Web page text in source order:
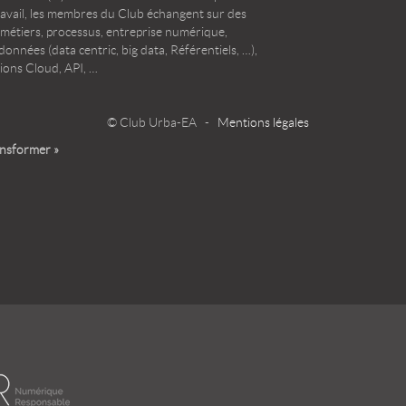
les membres du Club échangent sur des
processus, entreprise numérique,
(data centric, big data, Référentiels, …),
Cloud, API, …
© Club Urba-EA - Mentions légales
»